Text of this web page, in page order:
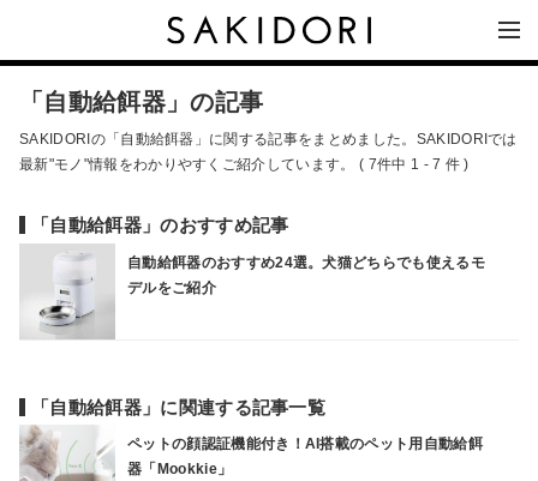
「自動給餌器」の記事
SAKIDORIの「自動給餌器」に関する記事をまとめました。SAKIDORIでは
最新"モノ"情報をわかりやすくご紹介しています。 ( 7件中 1 - 7 件 )
「自動給餌器」のおすすめ記事
自動給餌器のおすすめ24選。犬猫どちらでも使えるモ
デルをご紹介
「自動給餌器」に関連する記事一覧
ペットの顔認証機能付き！AI搭載のペット用自動給餌
器「Mookkie」